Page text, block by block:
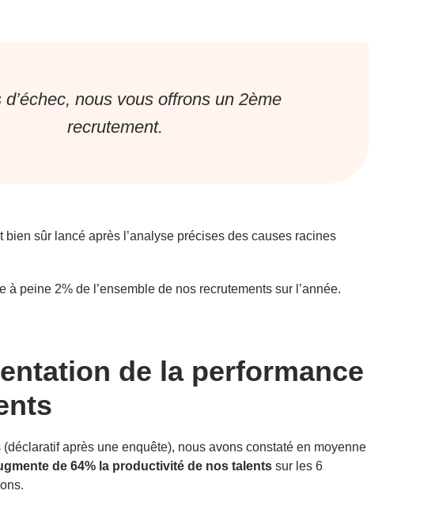
d’échec, nous vous offrons un 2ème
recrutement.
bien sûr lancé après l’analyse précises des causes racines
à peine 2% de l’ensemble de nos recrutements sur l’année.
de la performance
après une enquête), nous avons constaté en moyenne
de 64% la productivité de nos talents sur les 6